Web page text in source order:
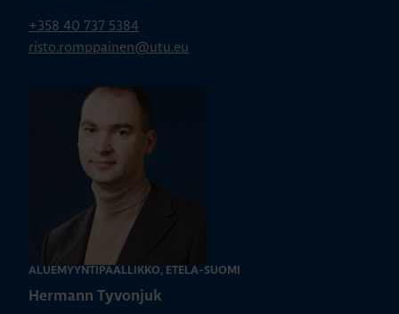
+358 40 737 5384
risto.romppainen@utu.eu
ALUEMYYNTIPÄÄLLIKKÖ, ETELÄ-SUOMI
Hermann Tyvonjuk